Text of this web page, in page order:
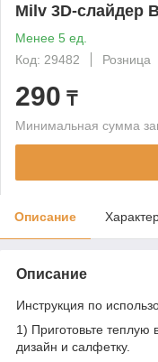
Milv 3D-слайдер
Менее 5 ед.
Код: 29482
Розница
290 ₸
Минимальная сумма
Описание
Описание
Инструкция по
1) Приготовьте
дизайн и салфетку.